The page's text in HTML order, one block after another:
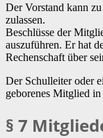
Der Vorstand kann
zulassen.
Beschlüsse der
auszuführen. Er hat
Rechenschaft über
Der Schulleiter oder
geborenes Mitglied
§ 7